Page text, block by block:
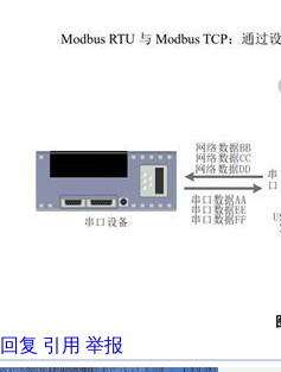
回复 引用 举报